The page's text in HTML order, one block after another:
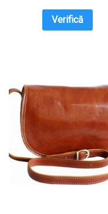
Verifică